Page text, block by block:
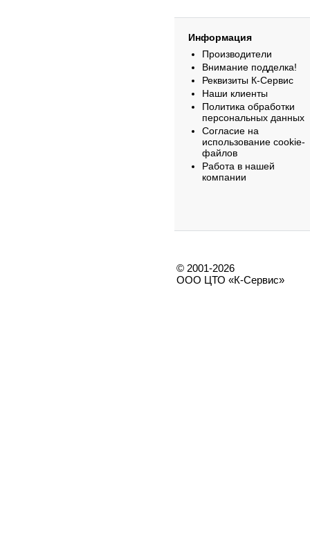
Информация
Производители
Внимание подделка!
Реквизиты К-Сервис
Наши клиенты
Политика обработки
персональных данных
Согласие на
использование cookie-
файлов
Работа в нашей
компании
© 2001-2026
ООО ЦТО «К-Сервис»